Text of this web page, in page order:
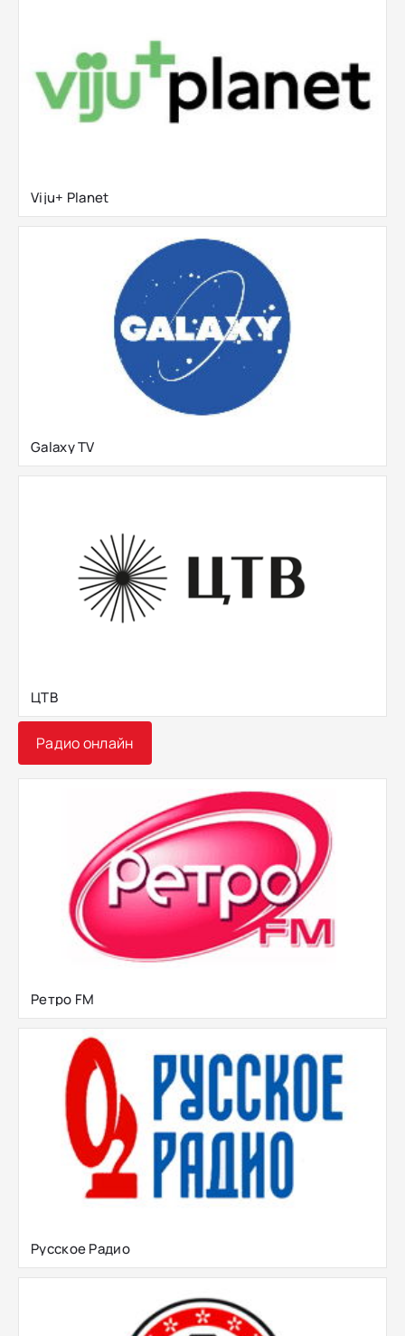
Viju+ Planet
Galaxy TV
ЦТВ
Радио онлайн
Ретро FM
Русское Радио